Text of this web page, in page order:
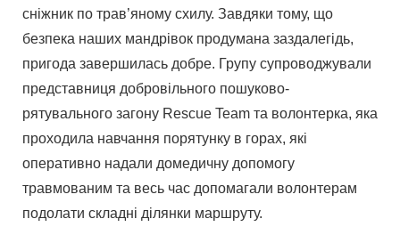
сніжник по трав’яному схилу. Завдяки тому, що
безпека наших мандрівок продумана заздалегідь,
пригода завершилась добре. Групу супроводжували
представниця добровільного пошуково-
рятувального загону Rescue Team та волонтерка, яка
проходила навчання порятунку в горах, які
оперативно надали домедичну допомогу
травмованим та весь час допомагали волонтерам
подолати складні ділянки маршруту.